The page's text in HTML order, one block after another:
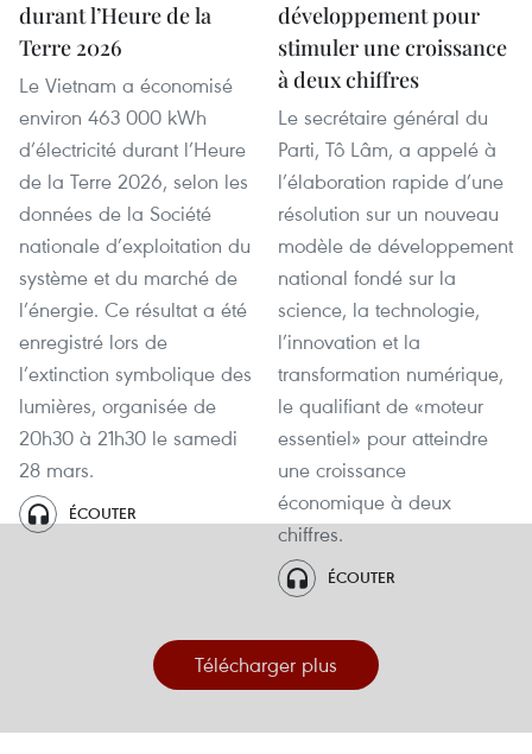
durant l’Heure de la
Terre 2026
Le Vietnam a économisé
environ 463 000 kWh
d’électricité durant l’Heure
de la Terre 2026, selon les
données de la Société
nationale d’exploitation du
système et du marché de
l’énergie. Ce résultat a été
enregistré lors de
l’extinction symbolique des
lumières, organisée de
20h30 à 21h30 le samedi
28 mars.
ÉCOUTER
développement pour
stimuler une croissance
à deux chiffres
Le secrétaire général du
Parti, Tô Lâm, a appelé à
l’élaboration rapide d’une
résolution sur un nouveau
modèle de développement
national fondé sur la
science, la technologie,
l’innovation et la
transformation numérique,
le qualifiant de «moteur
essentiel» pour atteindre
une croissance
économique à deux
chiffres.
ÉCOUTER
Télécharger plus